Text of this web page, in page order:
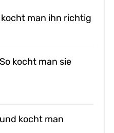
kocht man ihn richtig
kocht man sie
kocht man